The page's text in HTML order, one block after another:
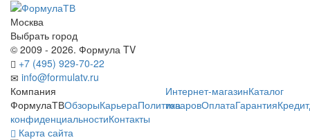
Москва
Выбрать город
© 2009 - 2026. Формула TV
+7 (495) 929-70-22
info@formulatv.ru
Компания
ФормулаТВОбзорыКарьераПолитика
конфиденциальностиКонтакты
Интернет-магазинКаталог
товаровОплатаГарантияКредит
Карта сайта